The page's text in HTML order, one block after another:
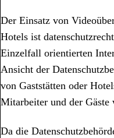
Der Einsatz von
Hotels ist
Einzelfall orientierten
Ansicht der
von Gaststätten oder
Mitarbeiter und der Gäste
Da die